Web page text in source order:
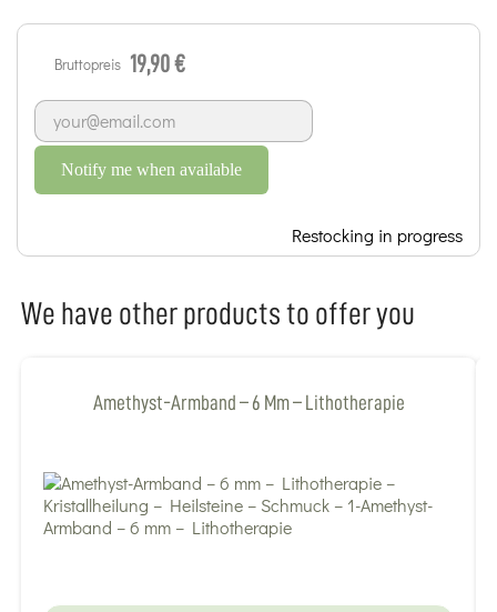
Bruttopreis 19,90 €
Notify me when available
Restocking in progress
We have other products to offer you
Amethyst-Armband – 6 Mm – Lithotherapie